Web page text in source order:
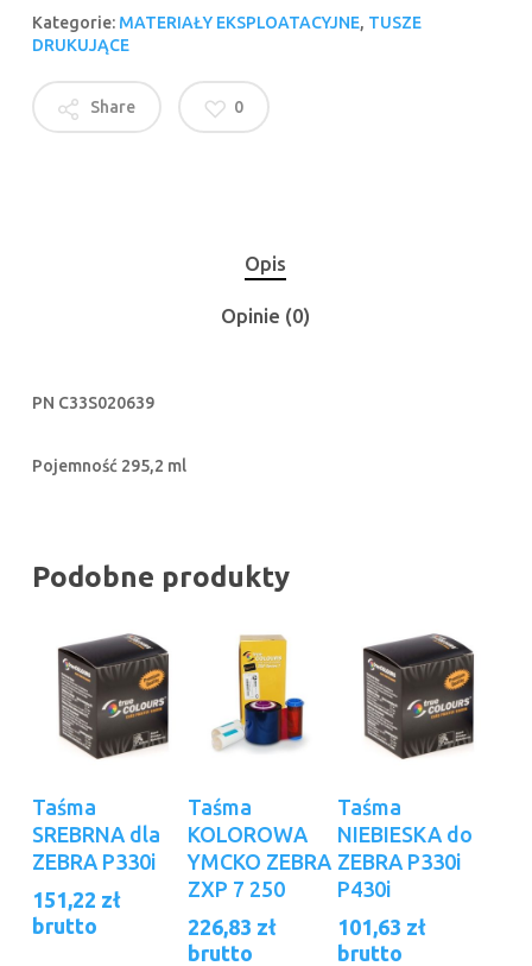
Kategorie: MATERIAŁY EKSPLOATACYJNE, TUSZE
DRUKUJĄCE
Share 0
Opis
Opinie (0)
PN C33S020639
Pojemność 295,2 ml
Podobne produkty
Koszyka
Taśma
SREBRNA dla
ZEBRA P330i
151,22 zł
brutto
Koszyka
Taśma
KOLOROWA
YMCKO ZEBRA
ZXP 7 250
226,83 zł
brutto
Dowiedz Się
Więcej
Taśma
NIEBIESKA do
ZEBRA P330i
P430i
101,63 zł
brutto